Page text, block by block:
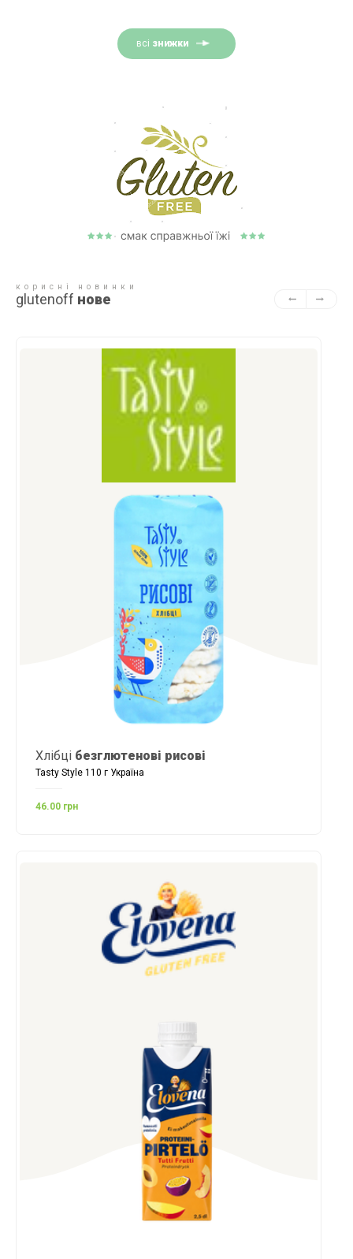
всі знижки
корисні новинки
glutenoff нове
Хлібці безглютенові рисові
Tasty Style 110 г Україна
46.00 грн